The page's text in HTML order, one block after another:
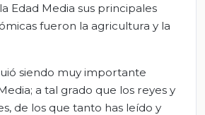
Edad Media sus principales
fueron la agricultura y la
siendo muy importante
a tal grado que los reyes y
de los que tanto has leído y